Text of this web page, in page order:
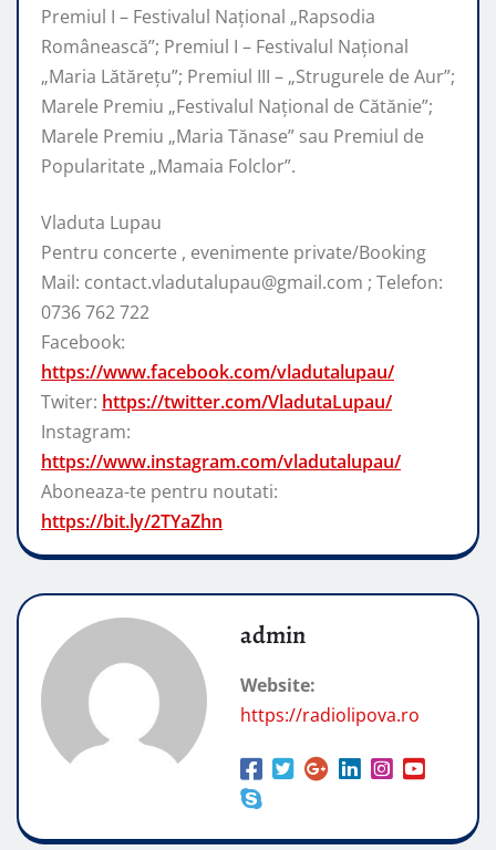
Premiul I – Festivalul Național „Rapsodia
Românească”; Premiul I – Festivalul Național
„Maria Lătărețu”; Premiul III – „Strugurele de Aur”;
Marele Premiu „Festivalul Național de Cătănie”;
Marele Premiu „Maria Tănase” sau Premiul de
Popularitate „Mamaia Folclor”.
Vladuta Lupau
Pentru concerte , evenimente private/Booking
Mail: contact.vladutalupau@gmail.com ; Telefon:
0736 762 722
Facebook:
https://www.facebook.com/vladutalupau/
Twiter: https://twitter.com/VladutaLupau/
Instagram:
https://www.instagram.com/vladutalupau/
Aboneaza-te pentru noutati:
https://bit.ly/2TYaZhn
admin
Website:
https://radiolipova.ro